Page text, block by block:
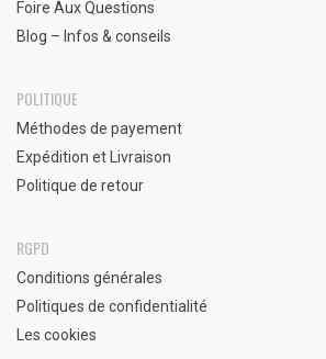
Foire Aux Questions
Blog – Infos & conseils
POLITIQUE
Méthodes de payement
Expédition et Livraison
Politique de retour
RGPD
Conditions générales
Politiques de confidentialité
Les cookies